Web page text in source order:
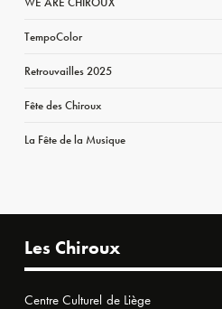
TempoColor
Retrouvailles 2025
Fête des Chiroux
La Fête de la Musique
Les Chiroux
Centre Culturel de Liège